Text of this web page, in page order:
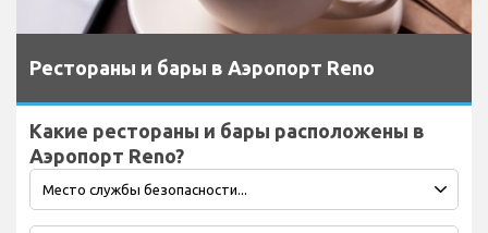
Рестораны и бары в Аэропорт Reno
Какие рестораны и бары расположены в
Аэропорт Reno?